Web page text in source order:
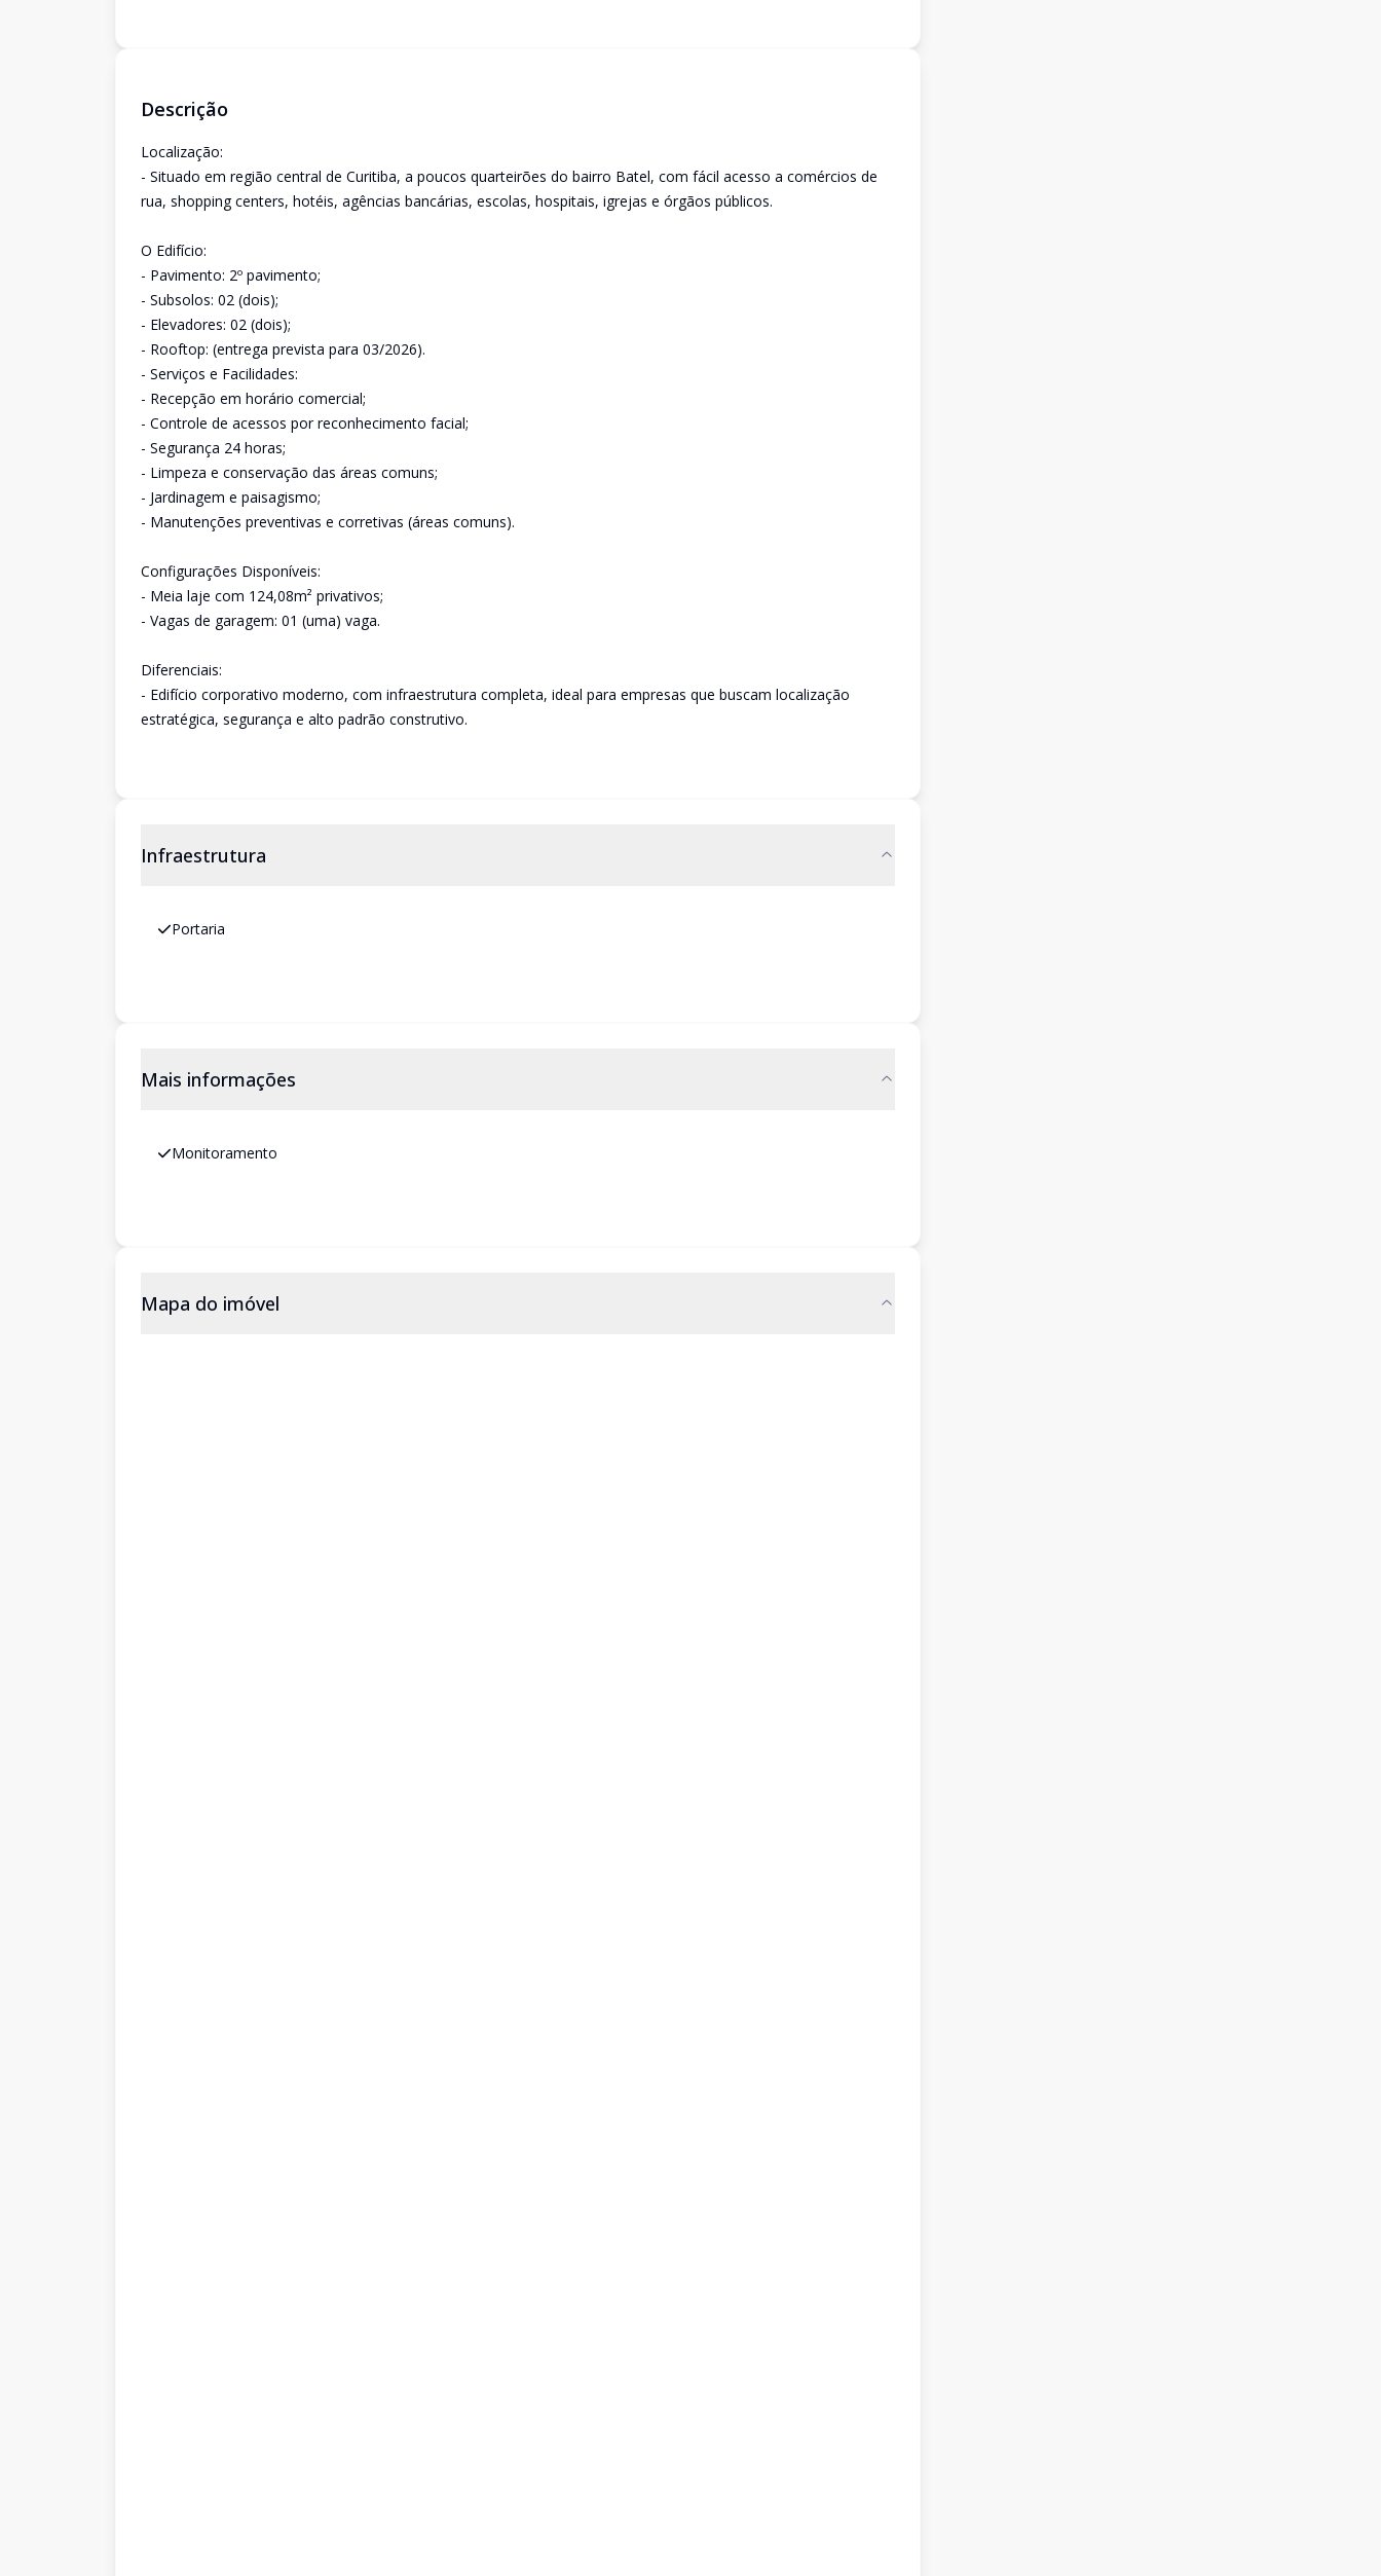
Descrição
Localização:
- Situado em região central de Curitiba, a poucos quarteirões do bairro Batel, com fácil acesso a comércios de
rua, shopping centers, hotéis, agências bancárias, escolas, hospitais, igrejas e órgãos públicos.
O Edifício:
- Pavimento: 2º pavimento;
- Subsolos: 02 (dois);
- Elevadores: 02 (dois);
- Rooftop: (entrega prevista para 03/2026).
- Serviços e Facilidades:
- Recepção em horário comercial;
- Controle de acessos por reconhecimento facial;
- Segurança 24 horas;
- Limpeza e conservação das áreas comuns;
- Jardinagem e paisagismo;
- Manutenções preventivas e corretivas (áreas comuns).
Configurações Disponíveis:
- Meia laje com 124,08m² privativos;
- Vagas de garagem: 01 (uma) vaga.
Diferenciais:
- Edifício corporativo moderno, com infraestrutura completa, ideal para empresas que buscam localização
estratégica, segurança e alto padrão construtivo.
Infraestrutura
Portaria
Mais informações
Monitoramento
Mapa do imóvel